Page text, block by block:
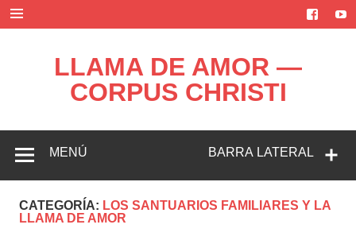
contenido
LLAMA DE AMOR —
CORPUS CHRISTI
BARRA LATERAL
MENÚ
CATEGORÍA: LOS SANTUARIOS FAMILIARES Y LA
LLAMA DE AMOR